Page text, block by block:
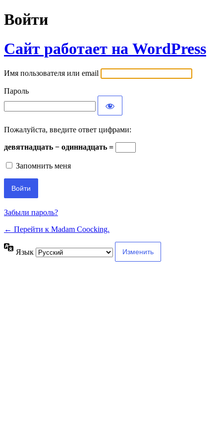
Войти
Сайт работает на WordPress
Имя пользователя или email
Пароль
Пожалуйста, введите ответ цифрами:
девятнадцать − одиннадцать =
Запомнить меня
Забыли пароль?
← Перейти к Madam Coocking.
Язык